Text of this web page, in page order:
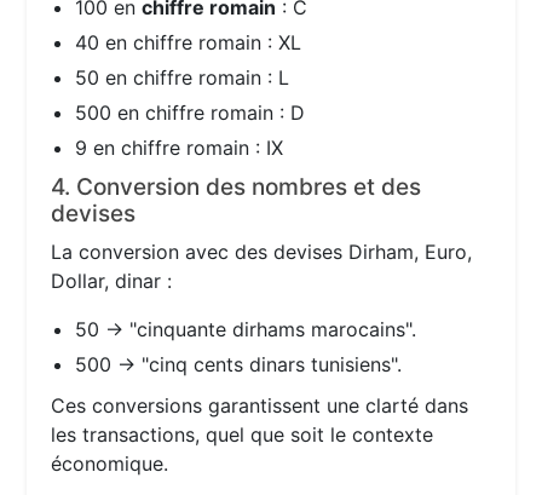
100 enchiffre romain : C
40 en chiffre romain : XL
50 en chiffre romain : L
500 en chiffre romain : D
9 en chiffre romain : IX
4. Conversion des nombres et des
devises
La conversion avec des devises Dirham, Euro,
Dollar, dinar :
50 → "cinquante dirhams marocains".
500 → "cinq cents dinars tunisiens".
Ces conversions garantissent une clarté dans
les transactions, quel que soit le contexte
économique.